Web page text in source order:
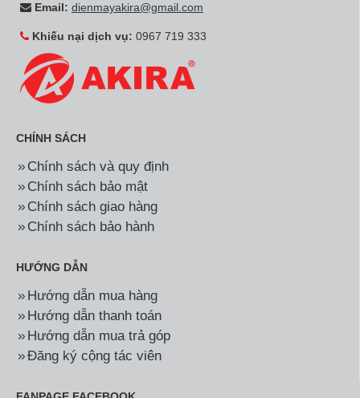
Email: dienmayakira@gmail.com
Khiếu nại dịch vụ: 0967 719 333
CHÍNH SÁCH
Chính sách và quy định
Chính sách bảo mật
Chính sách giao hàng
Chính sách bảo hành
HƯỚNG DẪN
Hướng dẫn mua hàng
Hướng dẫn thanh toán
Hướng dẫn mua trả góp
Đăng ký cộng tác viên